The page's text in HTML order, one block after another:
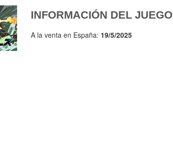
INFORMACIÓN DEL JUEGO
A la venta en España: 19/5/2025